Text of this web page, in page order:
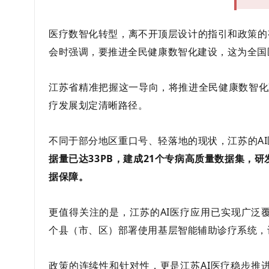
医疗数智化转型，离不开顶层设计的指引和政策
会时强调，要推进全民健康数智化建设，这为全
江苏省精准把握这一导向，将推进全民健康数智
疗发展划定清晰路径。
不同于部分地区重口号、轻落地的现状，江苏的
据量已达33PB，建成21个专病高质量数据集，
据保障。
更值得关注的是，江苏的AI医疗应用已实现广泛
个县（市、区）部署使用基层智能辅助诊疗系统
政策的连续性和针对性，更是江苏AI医疗稳步推